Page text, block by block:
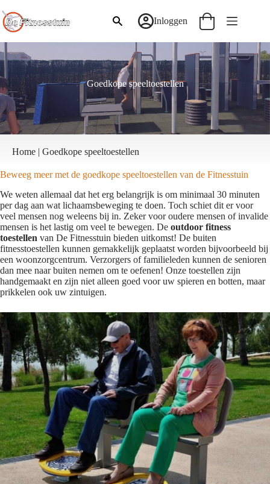
naar
de
Inloggen Winkelwagen
Goedkope speeltoestellen
Home | Goedkope speeltoestellen
Beweeg meer met de goedkope speeltoestellen van de Fitnesstuin
We weten allemaal dat het erg belangrijk is om minimaal 30 minuten
per dag aan wat lichaamsbeweging te doen. Toch schiet dit er voor
veel mensen nog weleens bij in. Zeker voor oudere mensen of invalide
mensen is het lastig om veel te bewegen. De outdoor fitness
toestellen van De Fitnesstuin bieden uitkomst! De buiten
fitnesstoestellen kunnen gemakkelijk geplaatst worden bijvoorbeeld bij
een woonzorgcentrum. Verzorgers of familieleden kunnen de senioren
dan mee naar buiten nemen om te oefenen! Onze toestellen zijn
handgemaakt en zijn niet alleen goed voor uw spieren en botten, maar
prikkelen ook uw zintuigen.